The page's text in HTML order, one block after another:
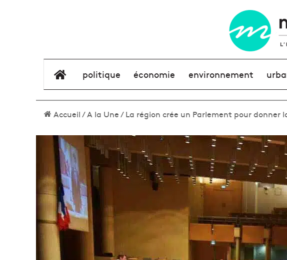
élément de menu
politique économie environnement
Accueil/A la Une/La région crée un Parlement pour donner